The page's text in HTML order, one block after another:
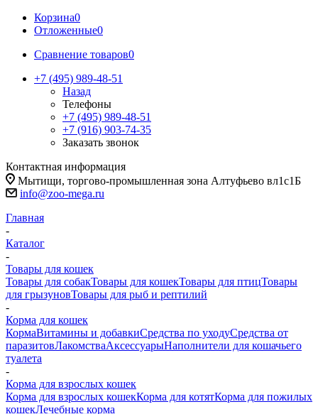
Корзина0
Отложенные0
Сравнение товаров0
+7 (495) 989-48-51
Назад
Телефоны
+7 (495) 989-48-51
+7 (916) 903-74-35
Заказать звонок
Контактная информация
Мытищи, торгово-промышленная зона Алтуфьево вл1с1Б
info@zoo-mega.ru
Главная
-
Каталог
-
Товары для кошек
Товары для собакТовары для кошекТовары для птицТовары
для грызуновТовары для рыб и рептилий
-
Корма для кошек
КормаВитамины и добавкиСредства по уходуСредства от
паразитовЛакомстваАксессуарыНаполнители для кошачьего
туалета
-
Корма для взрослых кошек
Корма для взрослых кошекКорма для котятКорма для пожилых
кошекЛечебные корма